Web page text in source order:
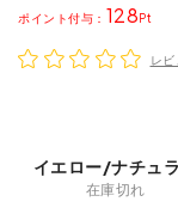
128
ポイント
レビ
イエロー/ナチュ
在庫切れ